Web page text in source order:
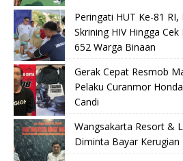
Peringati HUT Ke-81
Skrining HIV Hingga
652 Warga Binaan
Gerak Cepat Resmob
Pelaku Curanmor
Candi
Wangsakarta Resort &
Diminta Bayar